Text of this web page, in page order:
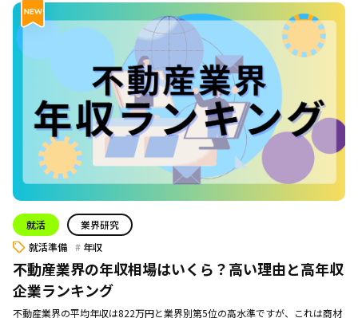
就活
業界研究
就活準備
年収
不動産業界の年収相場はいくら？高い理由と高年収
企業ランキング
不動産業界の平均年収は822万円と業界別第5位の高水準ですが、これは商材